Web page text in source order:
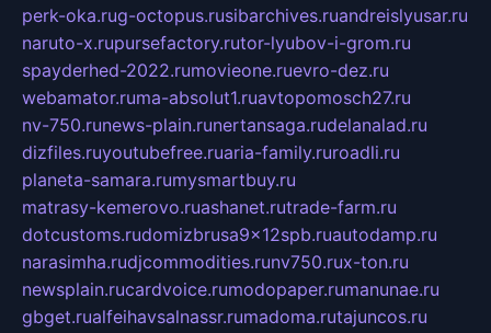
perk-oka.rug-octopus.rusibarchives.ruandreislyusar.ru
naruto-x.rupursefactory.rutor-lyubov-i-grom.ru
spayderhed-2022.rumovieone.ruevro-dez.ru
webamator.ruma-absolut1.ruavtopomosch27.ru
nv-750.runews-plain.runertansaga.rudelanalad.ru
dizfiles.ruyoutubefree.ruaria-family.ruroadli.ru
planeta-samara.rumysmartbuy.ru
matrasy-kemerovo.ruashanet.rutrade-farm.ru
dotcustoms.rudomizbrusa9x12spb.ruautodamp.ru
narasimha.rudjcommodities.runv750.rux-ton.ru
newsplain.rucardvoice.rumodopaper.rumanunae.ru
gbget.rualfeihavsalnassr.rumadoma.rutajuncos.ru